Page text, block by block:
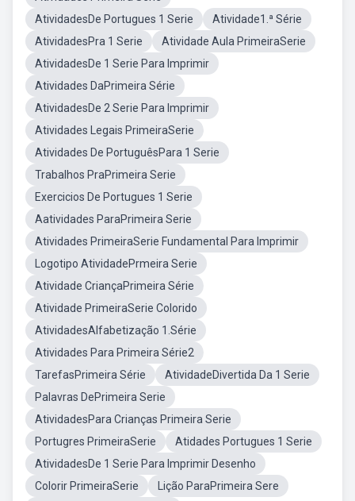
AtividadesDe Portugues 1 Serie
Atividade1.ª Série
AtividadesPra 1 Serie
Atividade Aula PrimeiraSerie
AtividadesDe 1 Serie Para Imprimir
Atividades DaPrimeira Série
AtividadesDe 2 Serie Para Imprimir
Atividades Legais PrimeiraSerie
Atividades De PortuguêsPara 1 Serie
Trabalhos PraPrimeira Serie
Exercicios De Portugues 1 Serie
Aatividades ParaPrimeira Serie
Atividades PrimeiraSerie Fundamental Para Imprimir
Logotipo AtividadePrmeira Serie
Atividade CriançaPrimeira Série
Atividade PrimeiraSerie Colorido
AtividadesAlfabetização 1.Série
Atividades Para Primeira Série2
TarefasPrimeira Série
AtividadeDivertida Da 1 Serie
Palavras DePrimeira Serie
AtividadesPara Crianças Primeira Serie
Portugres PrimeiraSerie
Atidades Portugues 1 Serie
AtividadesDe 1 Serie Para Imprimir Desenho
Colorir PrimeiraSerie
Lição ParaPrimeira Sere